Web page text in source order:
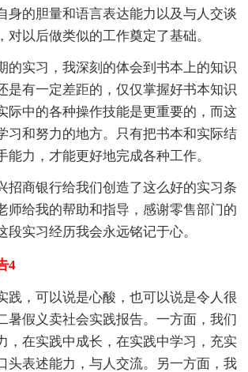
身的胆量和语言表达能力以及与人交谈
对以后做类似的工作奠定了基础。
的实习，我深刻的体会到书本上的知识
是有一定差距的，仅仅掌握好书本知识
际中的各种操作技能是更重要的，而这
习和努力的地方。只有把书本和实际结
能力，才能更好地完成各种工作。
招商银行给我们创造了这么好的实习条
师给我的帮助和指导，感谢零售部门的
段实习经历我会永远铭记于心。
4
践，可以说是心酸，也可以说是令人很
暑假义卖社会实践报告。一方面，我们
，在实践中成长，在实践中学习，充实
头表述能力，与人交流。另一方面，我